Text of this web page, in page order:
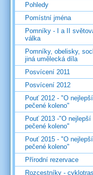
Pohledy
Pomístní jména
Pomníky - I a II
válka
Pomníky, obelisky,
jiná umělecká díla
Posvícení 2011
Posvícení 2012
Pouť 2012 - "O nejlepší
pečené koleno"
Pouť 2013 -"O nejlepší
pečené koleno"
Pouť 2015 - "O nejlepší
pečené koleno"
Přírodní rezervace
Rozcestníky -